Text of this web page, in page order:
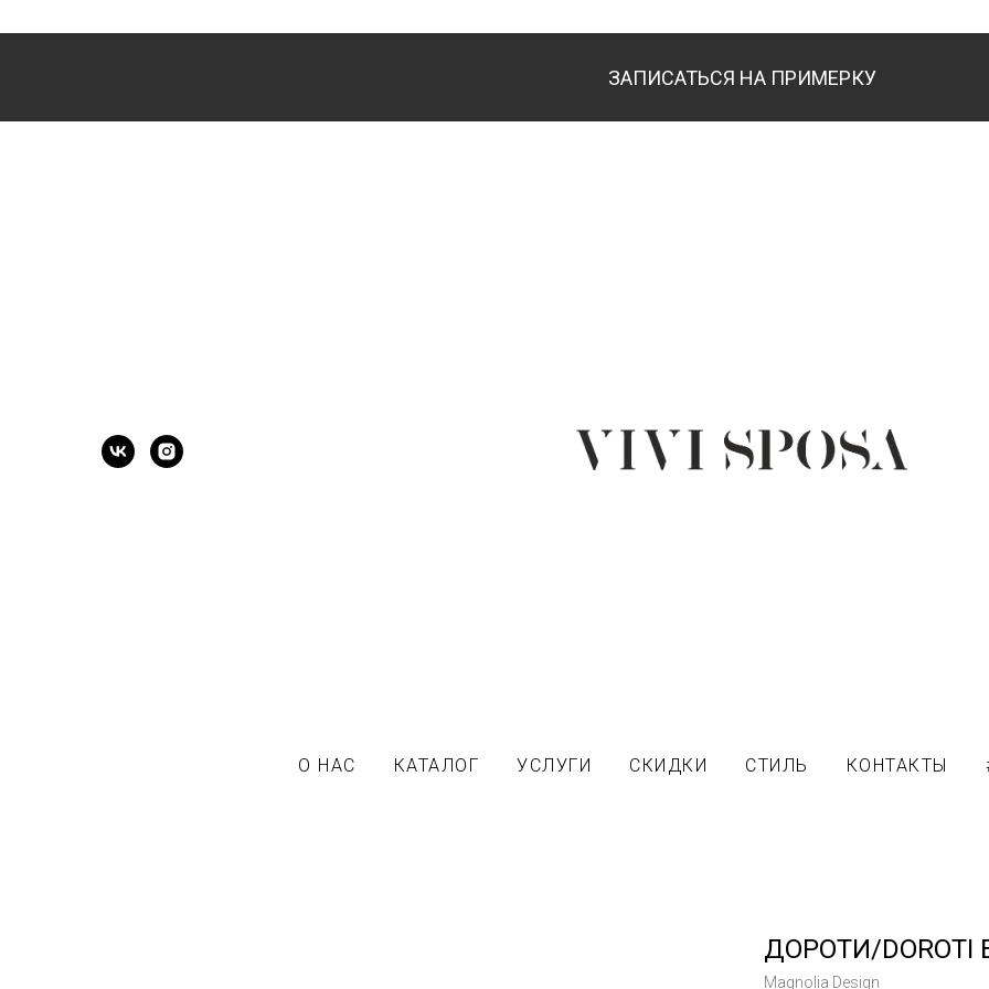
ЗАПИСАТЬСЯ НА ПРИМЕРКУ
О НАС КАТАЛОГ УСЛУГИ СКИДКИ СТИЛЬ КОНТАКТЫ
ДОРОТИ/DOROTI
Magnolia Design